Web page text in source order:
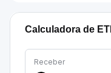
Calculadora de
Receber